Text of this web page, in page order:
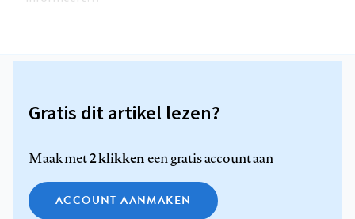
Gratis dit artikel lezen?
Maak met2 klikkeneen gratis account aan
ACCOUNT AANMAKEN